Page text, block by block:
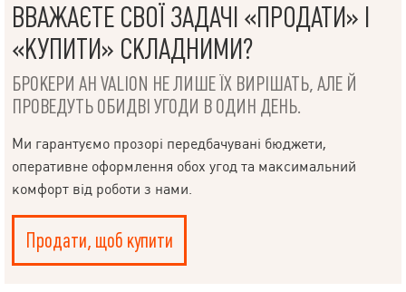
ВВАЖАЄТЕ СВОЇ ЗАДАЧІ «ПРОДАТИ» І
«КУПИТИ» СКЛАДНИМИ?
БРОКЕРИ АН VALION НЕ ЛИШЕ ЇХ ВИРІШАТЬ, АЛЕ Й
ПРОВЕДУТЬ ОБИДВІ УГОДИ В ОДИН ДЕНЬ.
Ми гарантуємо прозорі передбачувані бюджети,
оперативне оформлення обох угод та максимальний
комфорт від роботи з нами.
Продати, щоб купити